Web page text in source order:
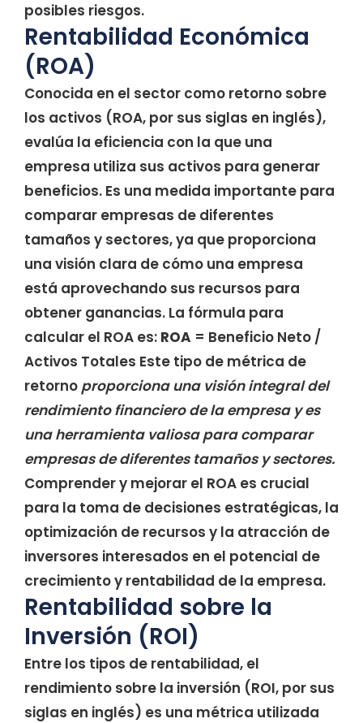
posibles riesgos.
Rentabilidad Económica
(ROA)
Conocida en el sector como retorno sobre
los activos (ROA, por sus siglas en inglés),
evalúa la eficiencia con la que una
empresa utiliza sus activos para generar
beneficios. Es una medida importante para
comparar empresas de diferentes
tamaños y sectores, ya que proporciona
una visión clara de cómo una empresa
está aprovechando sus recursos para
obtener ganancias. La fórmula para
calcular el ROA es: ROA = Beneficio Neto /
Activos Totales Este tipo de métrica de
retorno proporciona una visión integral del
rendimiento financiero de la empresa y es
una herramienta valiosa para comparar
empresas de diferentes tamaños y sectores.
Comprender y mejorar el ROA es crucial
para la toma de decisiones estratégicas, la
optimización de recursos y la atracción de
inversores interesados en el potencial de
crecimiento y rentabilidad de la empresa.
Rentabilidad sobre la
Inversión (ROI)
Entre los tipos de rentabilidad, el
rendimiento sobre la inversión (ROI, por sus
siglas en inglés) es una métrica utilizada